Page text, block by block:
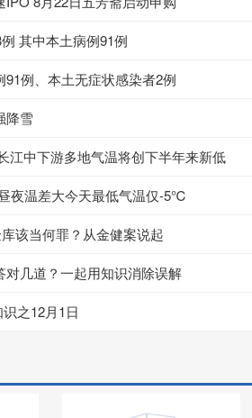
其中本土病例91例
例、本土无症状感染者2例
降雪
江中下游多地气温将创下半年来新低
夜温差大今天最低气温仅-5℃
该当何罪？从金健案说起
对几道？一起用知识消除误解
之12月1日